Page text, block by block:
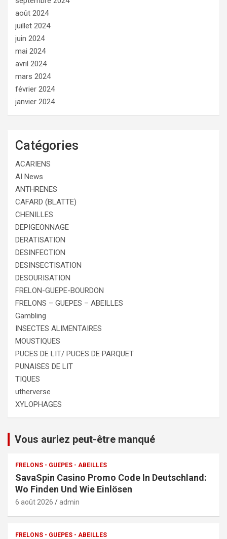
août 2024
juillet 2024
juin 2024
mai 2024
avril 2024
mars 2024
février 2024
janvier 2024
Catégories
ACARIENS
AI News
ANTHRENES
CAFARD (BLATTE)
CHENILLES
DEPIGEONNAGE
DERATISATION
DESINFECTION
DESINSECTISATION
DESOURISATION
FRELON-GUEPE-BOURDON
FRELONS – GUEPES – ABEILLES
Gambling
INSECTES ALIMENTAIRES
MOUSTIQUES
PUCES DE LIT/ PUCES DE PARQUET
PUNAISES DE LIT
TIQUES
utherverse
XYLOPHAGES
Vous auriez peut-être manqué
FRELONS - GUEPES - ABEILLES
SavaSpin Casino Promo Code In Deutschland:
Wo Finden Und Wie Einlösen
6 août 2026 admin
FRELONS - GUEPES - ABEILLES